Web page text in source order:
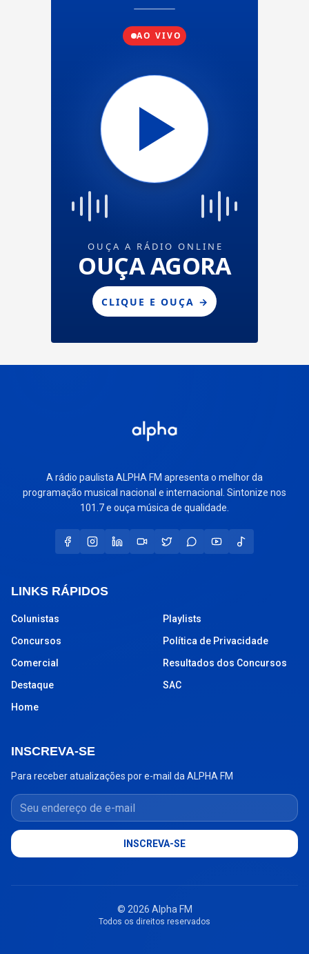
A rádio paulista ALPHA FM apresenta o melhor da
programação musical nacional e internacional. Sintonize nos
101.7 e ouça música de qualidade.
LINKS RÁPIDOS
Colunistas
Concursos
Comercial
Destaque
Home
Playlists
Política de Privacidade
Resultados dos Concursos
SAC
INSCREVA-SE
Para receber atualizações por e-mail da ALPHA FM
Seu endereço de e-mail
INSCREVA-SE
© 2026 Alpha FM
Todos os direitos reservados